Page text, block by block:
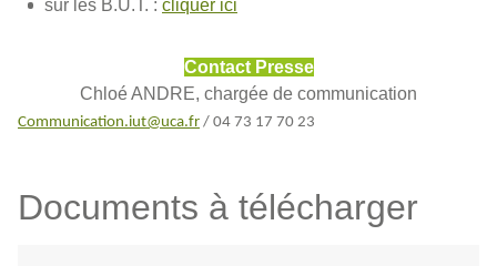
sur les B.U.T. : cliquer ici
Contact Presse
Chloé ANDRE, chargée de communication
Communication.iut@uca.fr / 04 73 17 70 23
Documents à télécharger